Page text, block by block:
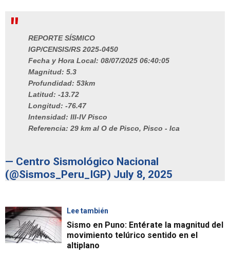
REPORTE SÍSMICO
IGP/CENSIS/RS 2025-0450
Fecha y Hora Local: 08/07/2025 06:40:05
Magnitud: 5.3
Profundidad: 53km
Latitud: -13.72
Longitud: -76.47
Intensidad: III-IV Pisco
Referencia: 29 km al O de Pisco, Pisco - Ica
— Centro Sismológico Nacional
(@Sismos_Peru_IGP) July 8, 2025
Lee también
Sismo en Puno: Entérate la magnitud del
movimiento telúrico sentido en el
altiplano